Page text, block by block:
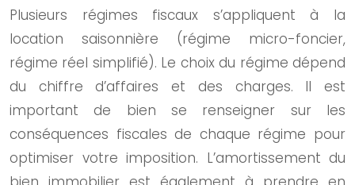
Plusieurs régimes fiscaux s’appliquent à la
location saisonnière (régime micro-foncier,
régime réel simplifié). Le choix du régime dépend
du chiffre d’affaires et des charges. Il est
important de bien se renseigner sur les
conséquences fiscales de chaque régime pour
optimiser votre imposition. L’amortissement du